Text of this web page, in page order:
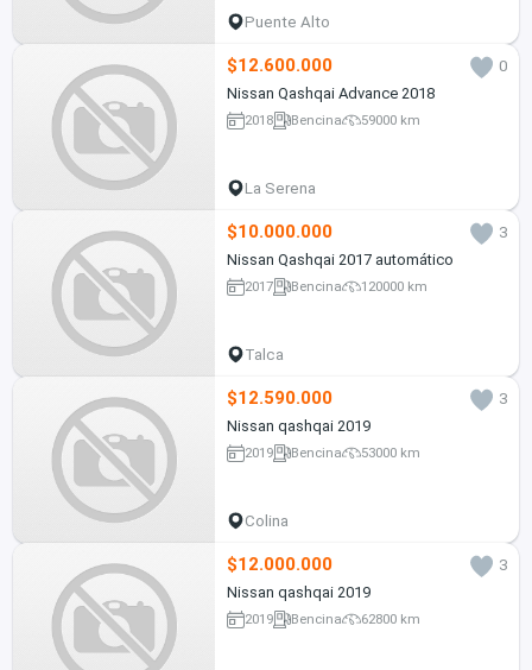
Puente Alto
$12.600.000
0
Nissan Qashqai Advance 2018
2018 Bencina 59000 km
La Serena
$10.000.000
3
Nissan Qashqai 2017 automático
2017 Bencina 120000 km
Talca
$12.590.000
3
Nissan qashqai 2019
2019 Bencina 53000 km
Colina
$12.000.000
3
Nissan qashqai 2019
2019 Bencina 62800 km